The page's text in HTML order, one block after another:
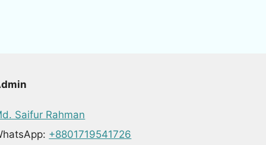
Saifur Rahman
+8801719541726